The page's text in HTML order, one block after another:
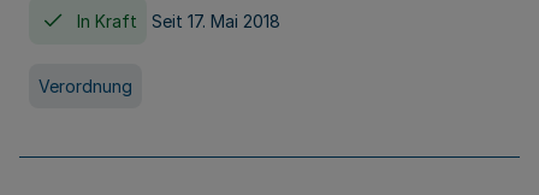
In Kraft Seit 17. Mai 2018
Verordnung